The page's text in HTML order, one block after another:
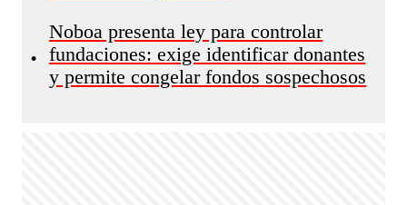
•
Noboa presenta ley para controlar
fundaciones: exige identificar donantes
y permite congelar fondos sospechosos